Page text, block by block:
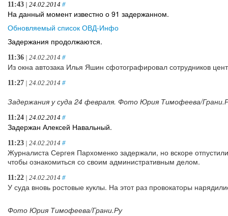
11:43 | 24.02.2014 #
На данный момент известно о 91 задержанном.
Обновляемый список ОВД-Инфо
Задержания продолжаются.
11:36 | 24.02.2014 #
Из окна автозака Илья Яшин сфотографировал сотрудников
11:27 | 24.02.2014 #
Задержания у суда 24 февраля. Фото Юрия Тимофеева/
11:24 | 24.02.2014 #
Задержан Алексей Навальный.
11:23 | 24.02.2014 #
Журналиста Сергея Пархоменко задержали, но вскоре
чтобы ознакомиться со своим административным делом.
11:22 | 24.02.2014 #
У суда вновь ростовые куклы. На этот раз провокаторы
Фото Юрия Тимофеева/Грани.Ру